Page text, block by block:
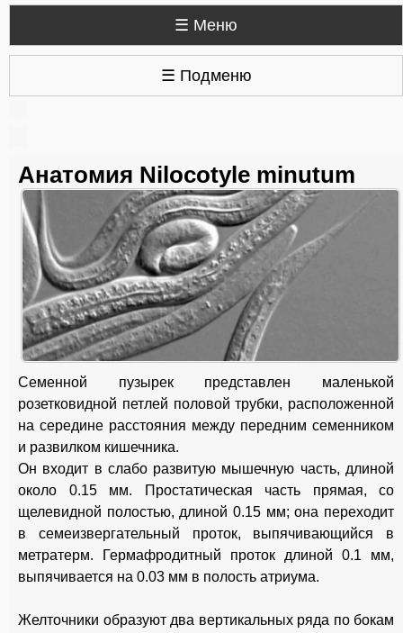
☰ Меню
☰ Подменю
Анатомия Nilocotyle minutum
Семенной пузырек представлен маленькой
розетковидной петлей половой трубки, расположенной
на середине расстояния между передним семенником
и развилком кишечника.
Он входит в слабо развитую мышечную часть, длиной
около 0.15 мм. Простатическая часть прямая, со
щелевидной полостью, длиной 0.15 мм; она переходит
в семеизвергательный проток, выпячивающийся в
метратерм. Гермафродитный проток длиной 0.1 мм,
выпячивается на 0.03 мм в полость атриума.
Желточники образуют два вертикальных ряда по бокам